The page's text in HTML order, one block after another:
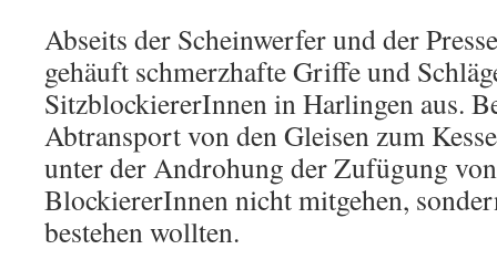
Abseits der Scheinwerfer und der
gehäuft schmerzhafte Griffe und
SitzblockiererInnen in Harlingen aus.
Abtransport von den Gleisen zum
unter der Androhung der Zufügung
BlockiererInnen nicht mitgehen,
bestehen wollten.